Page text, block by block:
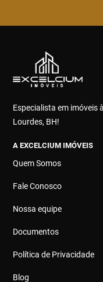
Especialista em imóveis
Lourdes, BH!
A EXCELCIUM IMÓVEIS
Quem Somos
Fale Conosco
Nossa equipe
Documentos
Política de Privacidade
Blog